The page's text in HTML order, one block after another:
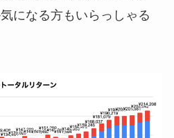
になる方もいらっしゃる